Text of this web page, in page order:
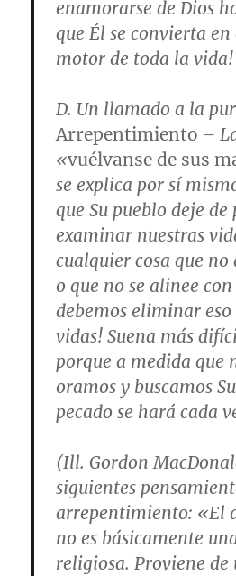
enamorarse de Dios
que Él se convierta
motor de toda la vida!
D. Un llamado a la
Arrepentimiento –
«vuélvanse de sus
se explica por sí
que Su pueblo deje de
examinar nuestras
cualquier cosa que no
o que no se alinee
debemos eliminar eso
vidas! Suena más
porque a medida que
oramos y buscamos
pecado se hará cada
(Ill. Gordon
siguientes
arrepentimiento: «El
no es básicamente
religiosa. Proviene